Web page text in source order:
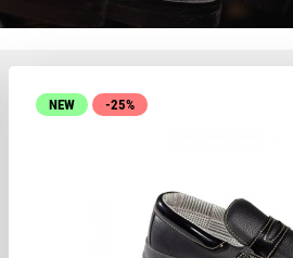
NEW -25%